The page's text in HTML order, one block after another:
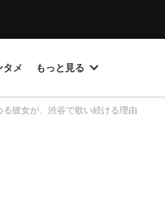
タメ もっと見る
彼女が、渋谷で歌い続ける理由